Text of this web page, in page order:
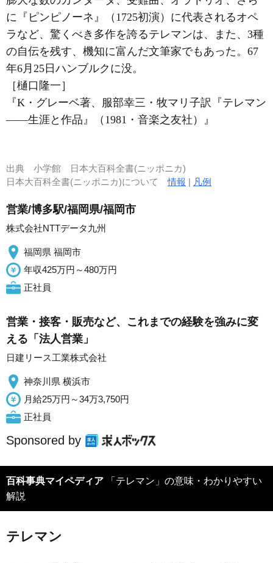
に『ピンピノーネ』（1725初演）に代表されるオペ
ラなど、驚くべき多作を誇るテレマンは、また、3種
の自伝を残す、機知に富んだ文筆家でもあった。67
年6月25日ハンブルクに没。
［樋口隆一］
『K・グレーベ著、服部幸三・牧マリ子訳『テレマン
――生涯と作品』（1981・音楽之友社）』
出典 小学館 日本大百科全書(ニッポニカ)
日本大百科全書(ニッポニカ)について情報 | 凡例
営業/博多駅/福岡県/福岡市
株式会社NTTデータ九州
福岡県 福岡市
年収425万円～480万円
正社員
営業・接客・販売など、これまでの経験を強みに変
える「法人営業」
日建リース工業株式会社
神奈川県 横浜市
月給25万円～34万3,750円
正社員
Sponsored by
百科事典マイペディア 「テレマン」の意味・わかりやすい
解説
テレマン